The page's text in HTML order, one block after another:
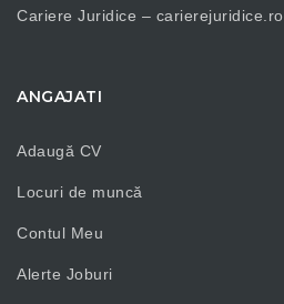
Cariere Juridice – carierejuridice.ro
ANGAJATI
Adaugă CV
Locuri de muncă
Contul Meu
Alerte Joburi